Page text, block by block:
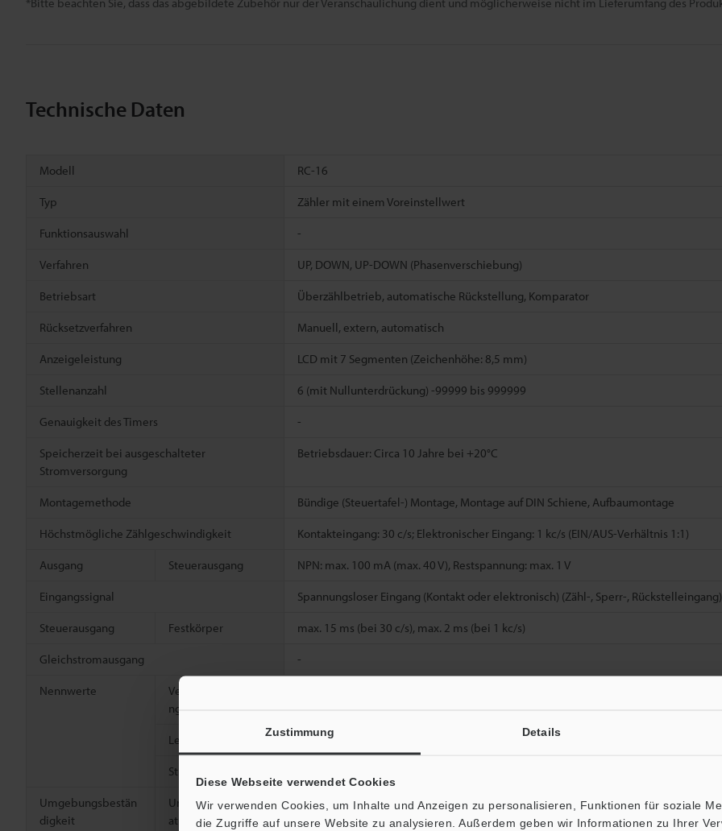
Zustimmung Details
Diese Webseite verwendet Cookies
Wir verwenden Cookies, um Inhalte und Anzeigen zu personalisieren, Funktionen für soziale
die Zugriffe auf unsere Website zu analysieren. Außerdem geben wir Informationen zu Ihrer
Technische Daten
Modell RC-16
Typ Zähler mit einem Voreinstellwert
Funktionsauswahl -
Verfahren UP, DOWN, UP-DOWN (Phasenverschiebung)
Betriebsart Überzählbetrieb, automatische Rückstellung, Komparator
Rücksetzverfahren Manuell, extern, automatisch
Anzeigeleistung LCD mit 7 Segmenten (Zeichenhöhe: 8,5 mm)
Stellenanzahl 6 (mit Nullunterdrückung) -99999 bis 999999
Genauigkeit des Timers -
Speicherzeit bei ausgeschalteter
Stromversorgung
Betriebsdauer: Circa 10 Jahre bei +20°C
Montagemethode Bündige (Steuertafel-) Montage, Montage auf DIN Schiene, Aufbaumontage
Höchstmögliche Zählgeschwindigkeit Kontakteingang: 30 c/s; Elektronischer Eingang: 1 kc/s (EIN/AUS-Verhältnis 1:1)
Ausgang Steuerausgang NPN: max. 100 mA (max. 40 V), Restspannung: max. 1 V
Eingangssignal Spannungsloser Eingang (Kontakt oder elektronisch) (Zähl-, Sperr-, Rückstelleingang)
Steuerausgang Festkörper max. 15 ms (bei 30 c/s), max. 2 ms (bei 1 kc/s)
Gleichstromausgang -
Nennwerte
Versorgungsspannu
ng
Leistungsaufnahme -
Stromaufnahme
Umgebungsbestän
digkeit
Umgebungstemper
atur
-10 bis +50 °C (Kein Gefrieren)